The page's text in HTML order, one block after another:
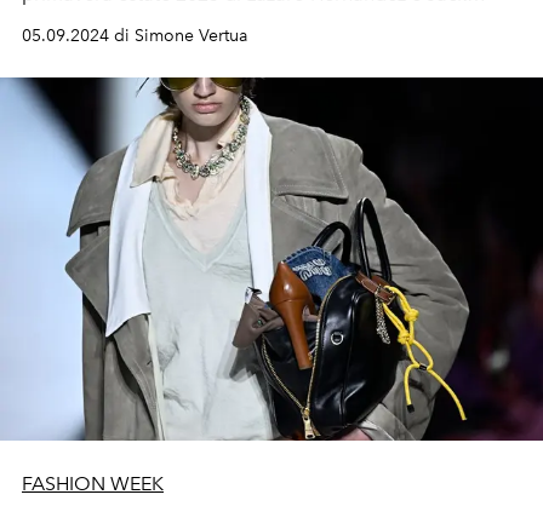
primo debutto da modella per il marchio americano.
05.09.2024 di Simone Vertua
FASHION WEEK